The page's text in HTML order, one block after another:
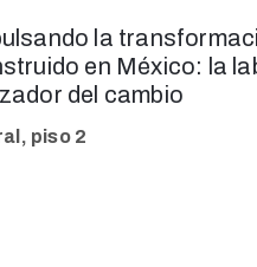
la
en México: la
del cambio
piso 2